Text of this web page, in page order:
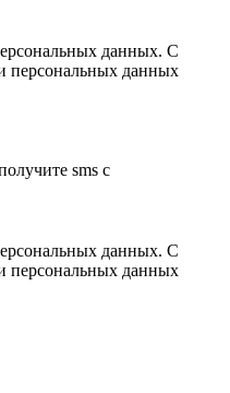
данных. С
персональных данных
sms с
данных. С
персональных данных